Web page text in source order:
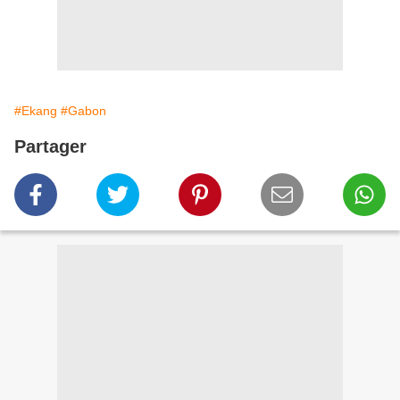
#Ekang #Gabon
Partager